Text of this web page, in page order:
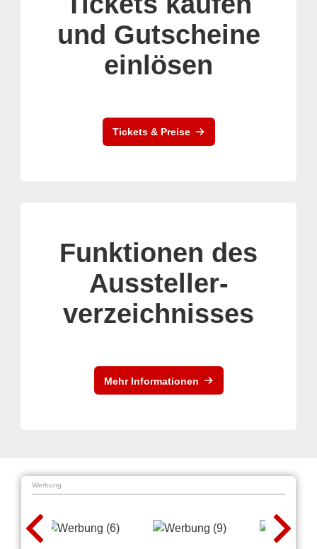
und Gutscheine
einlösen
Tickets & Preise
Funktionen des
Aussteller-
verzeichnisses
Mehr Informationen
Werbung